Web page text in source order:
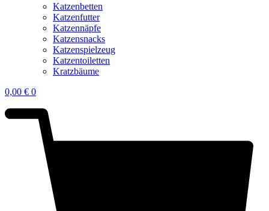
Katzenbetten
Katzenfutter
Katzennäpfe
Katzensnacks
Katzenspielzeug
Katzentoiletten
Kratzbäume
0,00 € 0